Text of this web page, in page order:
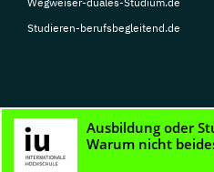
Studieren-berufsbegleitend.de
© Copyright 2026, TarGroup Media GmbH